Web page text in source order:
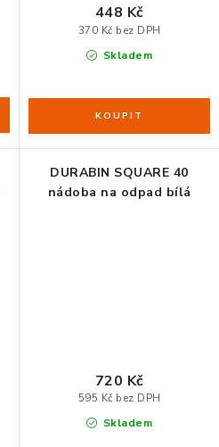
Skladem
370 Kč bez DPH
448 Kč
DURABIN SQUARE 40
nádoba na odpad bílá
Skladem
595 Kč bez DPH
720 Kč